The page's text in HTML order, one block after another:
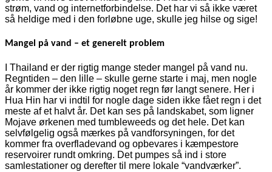
strøm, vand og internetforbindelse. Det har vi så ikke været
så heldige med i den forløbne uge, skulle jeg hilse og sige!
Mangel på vand – et generelt problem
I Thailand er der rigtig mange steder mangel på vand nu.
Regntiden – den lille – skulle gerne starte i maj, men nogle
år kommer der ikke rigtig noget regn før langt senere. Her i
Hua Hin har vi indtil for nogle dage siden ikke fået regn i det
meste af et halvt år. Det kan ses på landskabet, som ligner
Mojave ørkenen med tumbleweeds og det hele. Det kan
selvfølgelig også mærkes på vandforsyningen, for det
kommer fra overfladevand og opbevares i kæmpestore
reservoirer rundt omkring. Det pumpes så ind i store
samlestationer og derefter til mere lokale “vandværker”.